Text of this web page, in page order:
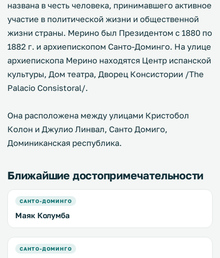
названа в честь человека, принимавшего активное
участие в политической жизни и общественной
жизни страны. Мерино был Президентом с 1880 по
1882 г. и архиепископом Санто-Доминго. На улице
архиепископа Мерино находятся Центр испанской
культуры, Дом театра, Дворец Консистории /The
Palacio Consistoral/.
Она расположена между улицами Кристобол
Колон и Джулио Линвал, Санто Домиго,
Доминиканская республика.
Ближайшие достопримечательности
САНТО-ДОМИНГО
Маяк Колумба
САНТО-ДОМИНГО